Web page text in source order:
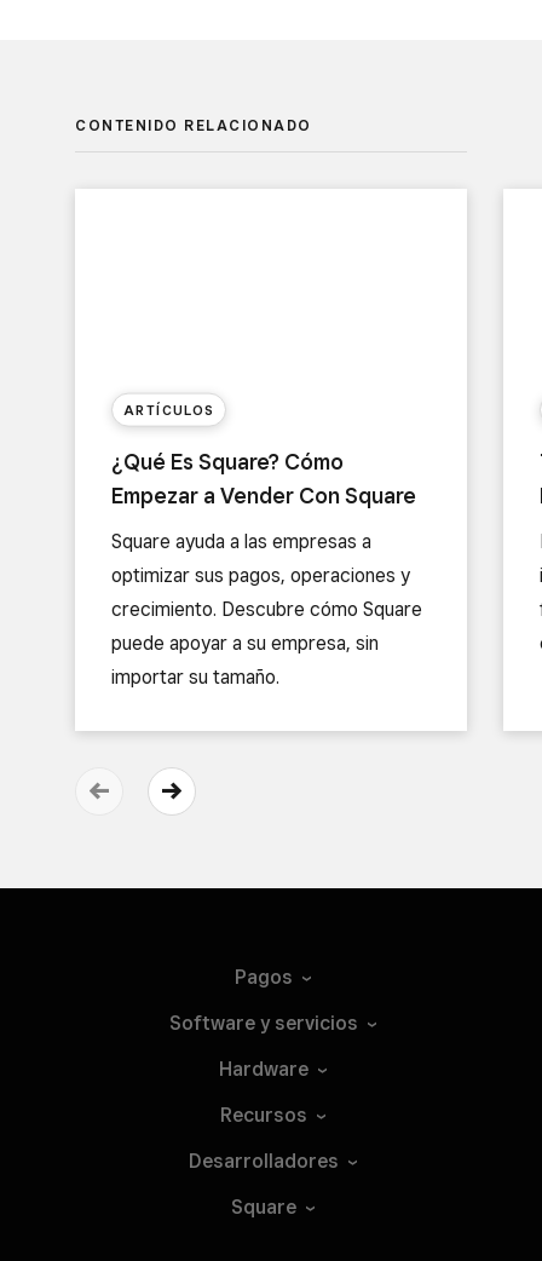
CONTENIDO RELACIONADO
ARTÍCULOS
¿Qué Es Square? Cómo
Empezar a Vender Con Square
Square ayuda a las empresas a
optimizar sus pagos, operaciones y
crecimiento. Descubre cómo Square
puede apoyar a su empresa, sin
importar su tamaño.
Pagos
Software y servicios
Hardware
Recursos
Desarrolladores
Square